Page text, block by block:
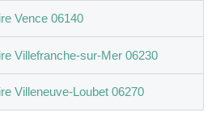
Vence 06140
Villefranche-sur-Mer 06230
Villeneuve-Loubet 06270